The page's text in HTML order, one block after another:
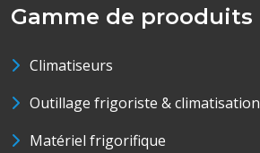
Gamme de prooduits
Climatiseurs
Outillage frigoriste & climatisation
Matériel frigorifique